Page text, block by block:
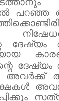
പറഞ്ഞ
ദേഷ്യം
ദേഷ്യം
അവർക്ക്